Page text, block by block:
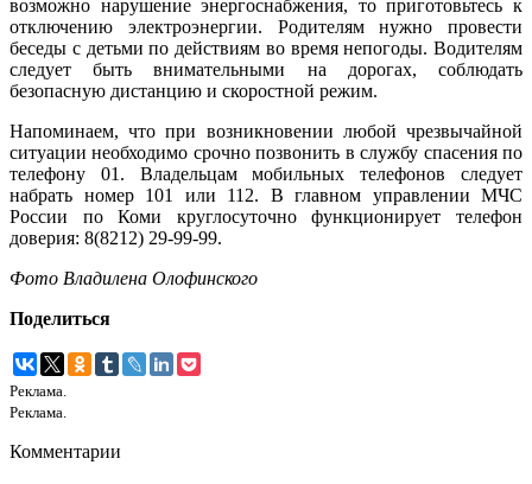
возможно нарушение энергоснабжения, то приготовьтесь к
отключению электроэнергии. Родителям нужно провести
беседы с детьми по действиям во время непогоды. Водителям
следует быть внимательными на дорогах, соблюдать
безопасную дистанцию и скоростной режим.
Напоминаем, что при возникновении любой чрезвычайной
ситуации необходимо срочно позвонить в службу спасения по
телефону 01. Владельцам мобильных телефонов следует
набрать номер 101 или 112. В главном управлении МЧС
России по Коми круглосуточно функционирует телефон
доверия: 8(8212) 29-99-99.
Фото Владилена Олофинского
Поделиться
Реклама.
Реклама.
Комментарии